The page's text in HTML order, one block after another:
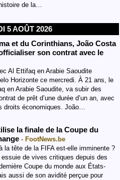
de la…
5 AOÛT 2026
et du Corinthians, João Costa
son contrat avec le
Al Ettifaq en Arabie Saoudite
Horizonte ce mercredi. À 21 ans, le
en Arabie Saoudite, va subir des
de prêt d’une durée d’un an, avec
droits économiques. João…
la finale de la Coupe du
- FootNews.be
la tête de la FIFA est-elle imminente ?
essuie de vives critiques depuis des
Coupe du monde aux États-
aussi de son avidité perçue pour